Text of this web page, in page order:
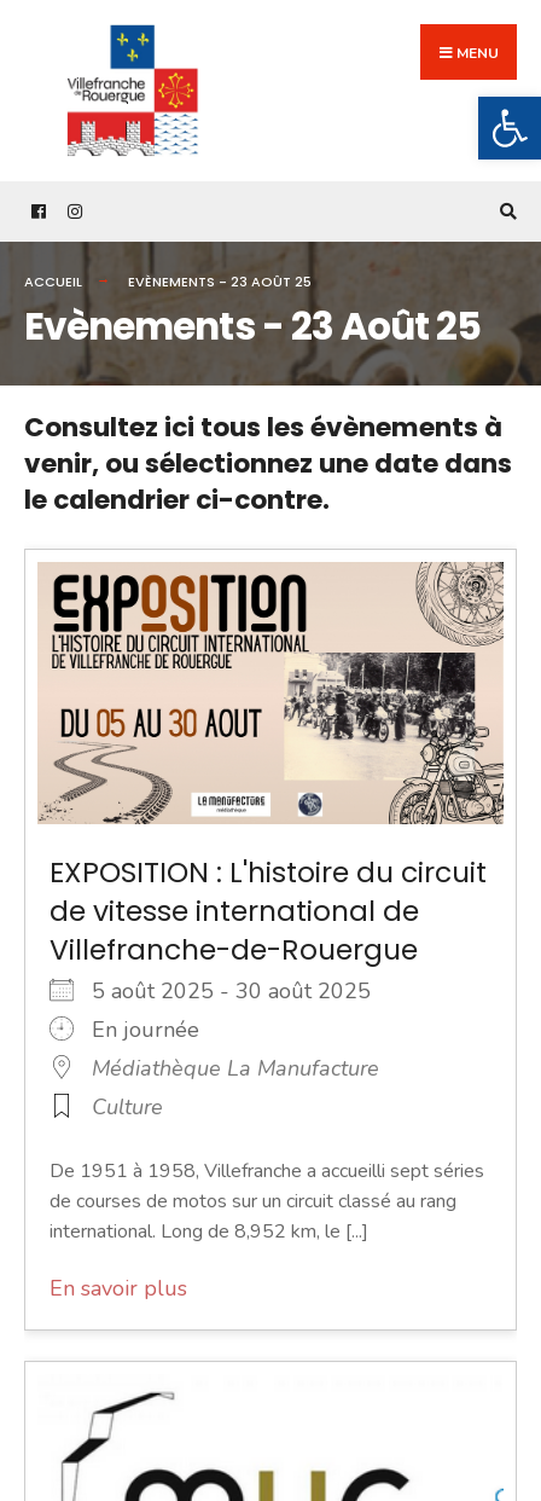
content
MENU
ACCUEIL EVÈNEMENTS - 23 AOÛT 25
Evènements - 23 Août 25
Consultez ici tous les évènements à
venir,ou sélectionnez une date dans
le calendrier ci-contre.
EXPOSITION : L'histoire du circuit
de vitesse international de
Villefranche-de-Rouergue
5 août 2025 - 30 août 2025
En journée
Médiathèque La Manufacture
Culture
De 1951 à 1958, Villefranche a accueilli sept séries
de courses de motos sur un circuit classé au rang
international. Long de 8,952 km, le [...]
En savoir plus